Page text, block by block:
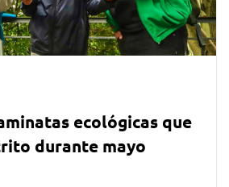
ecológicas que
durante mayo